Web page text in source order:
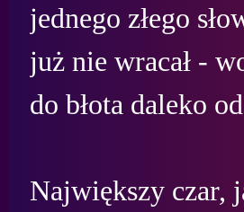
jednego złego
już nie wracał -
do błota daleko
Największy czar,